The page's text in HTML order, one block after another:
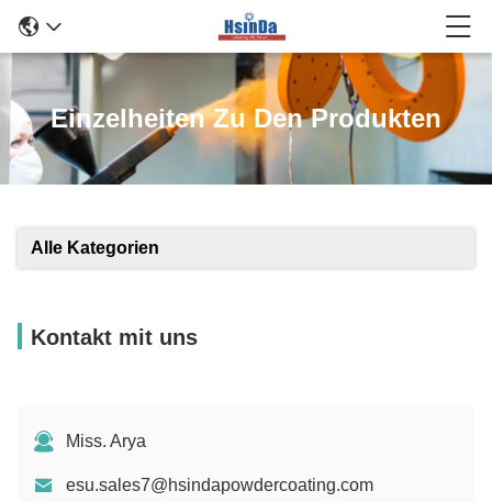
Einzelheiten Zu Den Produkten
Alle Kategorien
Kontakt mit uns
Miss. Arya
esu.sales7@hsindapowdercoating.com